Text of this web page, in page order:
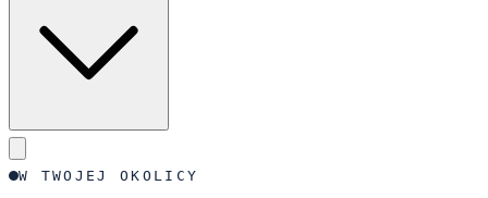
W TWOJEJ OKOLICY